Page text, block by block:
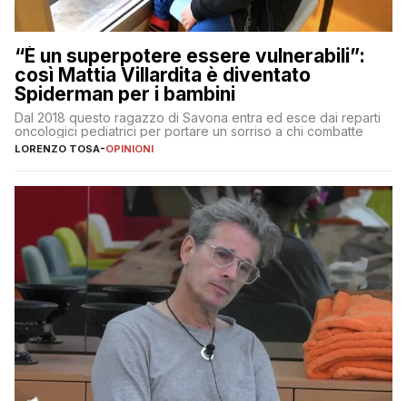
“È un superpotere essere vulnerabili”:
così Mattia Villardita è diventato
Spiderman per i bambini
Dal 2018 questo ragazzo di Savona entra ed esce dai reparti
oncologici pediatrici per portare un sorriso a chi combatte
LORENZO TOSA-OPINIONI